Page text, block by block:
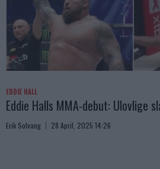
EDDIE HALL
Eddie Halls MMA-debut: Ulovlige
Erik Solvang 28 April, 2025 14:26